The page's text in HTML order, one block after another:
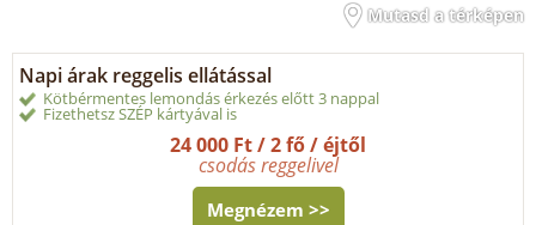
Mutasd a térképen
Napi árak reggelis ellátással
Kötbérmentes lemondás érkezés előtt 3 nappal
Fizethetsz SZÉP kártyával is
24 000 Ft / 2 fő / éjtől
csodás reggelivel
Megnézem >>